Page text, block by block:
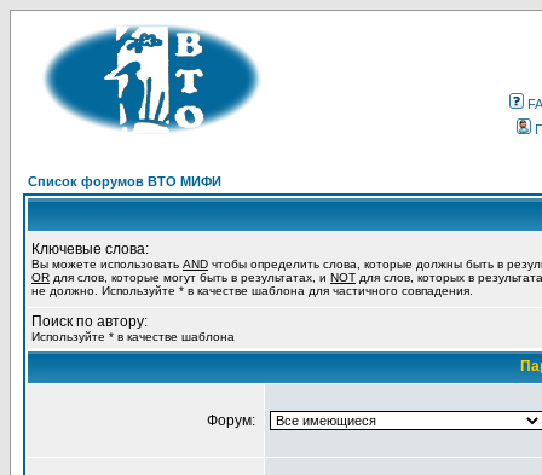
Список форумов ВТО МИФИ
Ключевые слова:
Вы можете использовать AND чтобы определить слова, которые должны быть в
OR для слов, которые могут быть в результатах, и NOT для слов, которых в
не должно. Используйте * в качестве шаблона для частичного совпадения.
Поиск по автору:
Используйте * в качестве шаблона
Форум: